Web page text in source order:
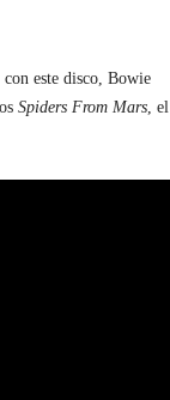
este disco, Bowie
Spiders From Mars, el